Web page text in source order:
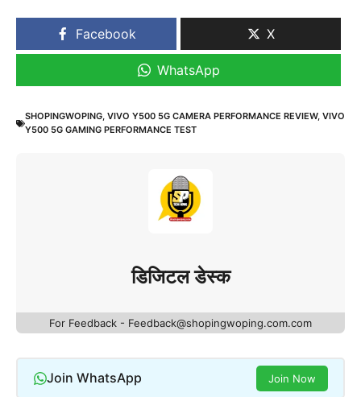
Facebook X
WhatsApp
SHOPINGWOPING, VIVO Y500 5G CAMERA PERFORMANCE REVIEW, VIVO
Y500 5G GAMING PERFORMANCE TEST
डिजिटल डेस्क
For Feedback - Feedback@shopingwoping.com.com
Join WhatsApp Join Now